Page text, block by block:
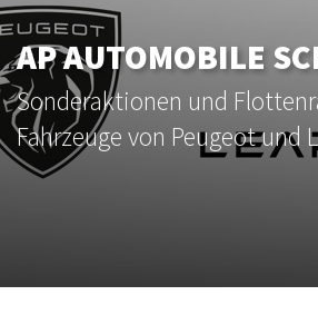
AP AUTOMOBILE
Sonderaktionen und
Fahrzeuge von Peugeot und